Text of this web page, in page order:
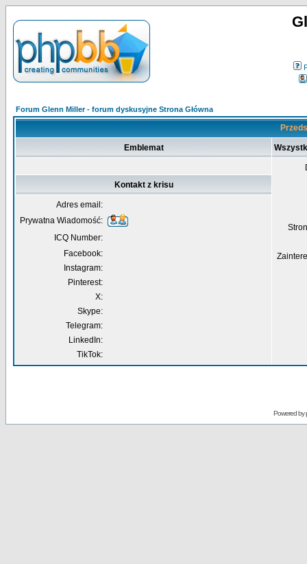
Forum Glenn Miller - forum dyskusyjne Strona Główna
Emblemat
Kontakt z krisu
Adres email:
Prywatna Wiadomość:
ICQ Number:
Facebook:
Instagram:
Pinterest:
X:
Skype:
Telegram:
LinkedIn:
TikTok:
Powered by